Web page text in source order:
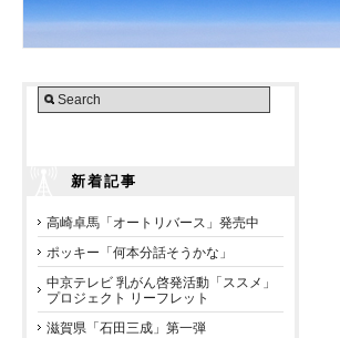
新着記事
高崎卓馬「オートリバース」発売中
ポッキー「何本分話そうかな」
中京テレビ 乳がん啓発活動「ススメ」
プロジェクト リーフレット
滋賀県「石田三成」第一弾